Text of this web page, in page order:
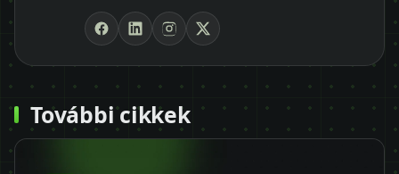
További cikkek